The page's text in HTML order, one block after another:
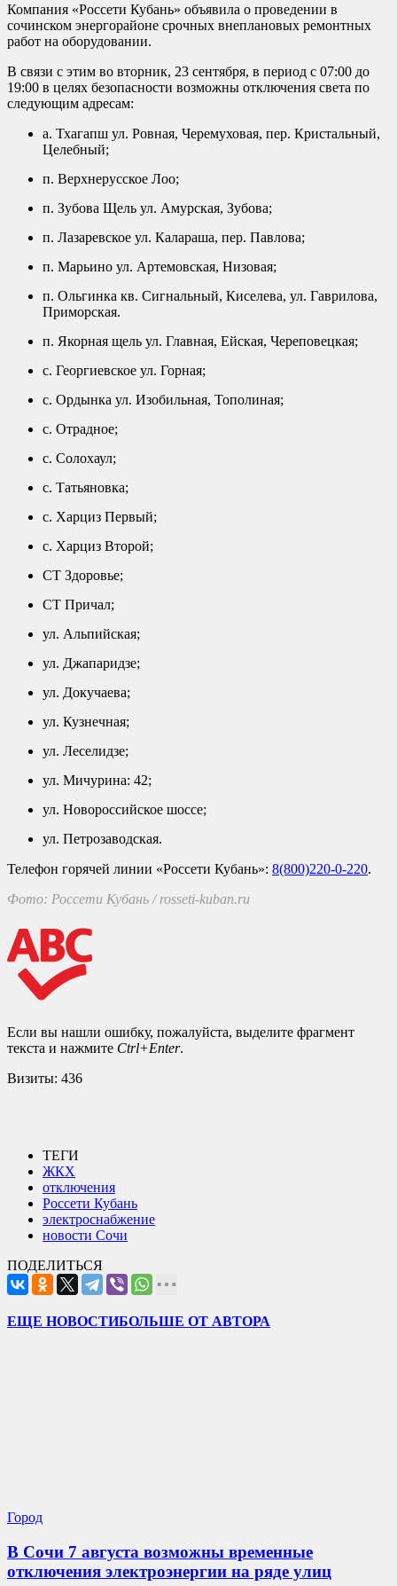
Компания «Россети Кубань» объявила о проведении в
сочинском энергорайоне срочных внеплановых ремонтных
работ на оборудовании.
В связи с этим во вторник, 23 сентября, в период с 07:00 до
19:00 в целях безопасности возможны отключения света по
следующим адресам:
а. Тхагапш ул. Ровная, Черемуховая, пер. Кристальный,
Целебный;
п. Верхнерусское Лоо;
п. Зубова Щель ул. Амурская, Зубова;
п. Лазаревское ул. Калараша, пер. Павлова;
п. Марьино ул. Артемовская, Низовая;
п. Ольгинка кв. Сигнальный, Киселева, ул. Гаврилова,
Приморская.
п. Якорная щель ул. Главная, Ейская, Череповецкая;
с. Георгиевское ул. Горная;
с. Ордынка ул. Изобильная, Тополиная;
с. Отрадное;
с. Солохаул;
с. Татьяновка;
с. Харциз Первый;
с. Харциз Второй;
СТ Здоровье;
СТ Причал;
ул. Альпийская;
ул. Джапаридзе;
ул. Докучаева;
ул. Кузнечная;
ул. Леселидзе;
ул. Мичурина: 42;
ул. Новороссийское шоссе;
ул. Петрозаводская.
Телефон горячей линии «Россети Кубань»: 8(800)220-0-220.
Фото: Россети Кубань / rosseti-kuban.ru
Если вы нашли ошибку, пожалуйста, выделите фрагмент
текста и нажмите Ctrl+Enter.
Визиты: 436
ТЕГИ
ЖКХ
отключения
Россети Кубань
электроснабжение
новости Сочи
ПОДЕЛИТЬСЯ
ЕЩЕ НОВОСТИБОЛЬШЕ ОТ АВТОРА
Город
В Сочи 7 августа возможны временные
отключения электроэнергии на ряде улиц